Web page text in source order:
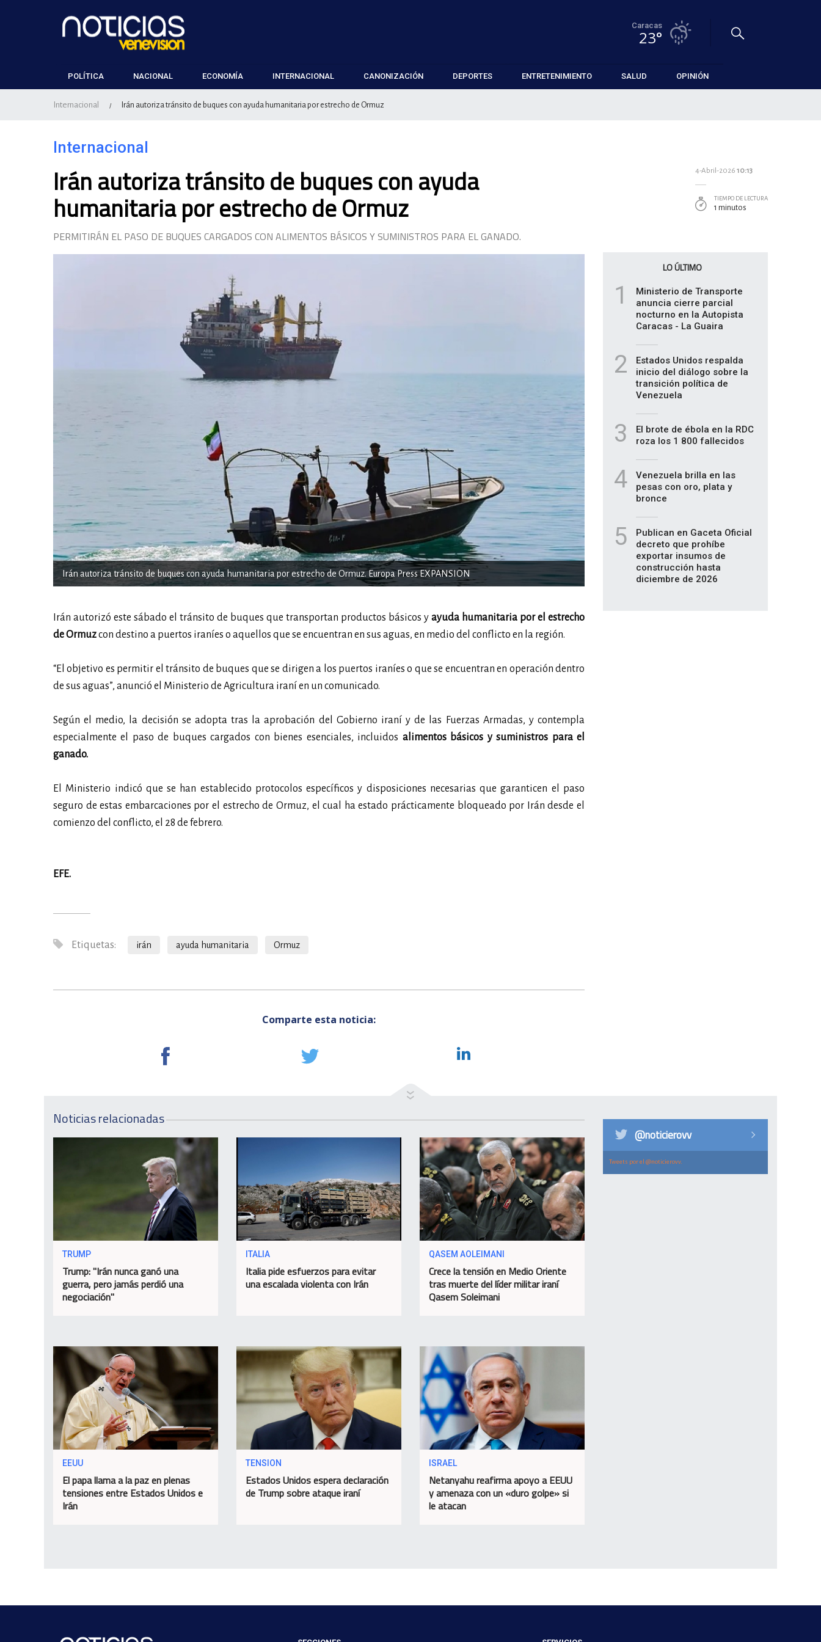
Caracas
23°
POLÍTICA NACIONAL ECONOMÍA INTERNACIONAL CANONIZACIÓN DEPORTES ENTRETENIMIENTO SALUD OPINIÓN
Internacional / Irán autoriza tránsito de buques con ayuda humanitaria por estrecho de Ormuz
Internacional
Irán autoriza tránsito de buques con ayuda
humanitaria por estrecho de Ormuz
PERMITIRÁN EL PASO DE BUQUES CARGADOS CON ALIMENTOS BÁSICOS Y SUMINISTROS PARA EL GANADO.
Irán autoriza tránsito de buques con ayuda humanitaria por estrecho de Ormuz. Europa Press EXPANSION
Irán autorizó este sábado el tránsito de buques que transportan productos básicos y ayuda humanitaria por el estrecho
de Ormuzcon destino a puertos iraníes o aquellos que se encuentran en sus aguas, en medio del conflicto en la región.
“El objetivo es permitir el tránsito de buques que se dirigen a los puertos iraníes o que se encuentran en operación dentro
de sus aguas”, anunció el Ministerio de Agricultura iraní en un comunicado.
Según el medio, la decisión se adopta tras la aprobación del Gobierno iraní y de las Fuerzas Armadas, y contempla
especialmente el paso de buques cargados con bienes esenciales, incluidos alimentos básicos y suministros para el
ganado.
El Ministerio indicó que se han establecido protocolos específicos y disposiciones necesarias que garanticen el paso
seguro de estas embarcaciones por el estrecho de Ormuz, el cual ha estado prácticamente bloqueado por Irán desde el
comienzo del conflicto, el 28 de febrero.
EFE.
Etiquetas: irán ayuda humanitaria Ormuz
Comparte esta noticia:
4-Abril-2026 10:13
TIEMPO DE LECTURA
1 minutos
LO ÚLTIMO
1
Ministerio de Transporte
anuncia cierre parcial
nocturno en la Autopista
Caracas - La Guaira
2
Estados Unidos respalda
inicio del diálogo sobre la
transición política de
Venezuela
3
El brote de ébola en la RDC
roza los 1 800 fallecidos
4
Venezuela brilla en las
pesas con oro, plata y
bronce
5
Publican en Gaceta Oficial
decreto que prohíbe
exportar insumos de
construcción hasta
diciembre de 2026
Noticias relacionadas
TRUMP
Trump: "Irán nunca ganó una
guerra, pero jamás perdió una
negociación"
ITALIA
Italia pide esfuerzos para evitar
una escalada violenta con Irán
QASEM AOLEIMANI
Crece la tensión en Medio Oriente
tras muerte del líder militar iraní
Qasem Soleimani
EEUU
El papa llama a la paz en plenas
tensiones entre Estados Unidos e
Irán
TENSION
Estados Unidos espera declaración
de Trump sobre ataque iraní
ISRAEL
Netanyahu reafirma apoyo a EEUU
y amenaza con un «duro golpe» si
le atacan
@noticierovv
Tweets por el @noticierovv.